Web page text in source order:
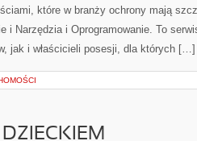
które w branży ochrony mają
i Narzędzia i Oprogramowanie. To
jak i właścicieli posesji, dla których […]